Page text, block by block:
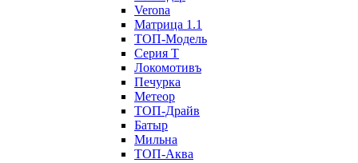
Verona
Матрица 1.1
ТОП-Модель
Серия Т
Локомотивъ
Печурка
Метеор
ТОП-Драйв
Батыр
Мильна
ТОП-Аква